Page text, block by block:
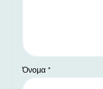
Όνομα *